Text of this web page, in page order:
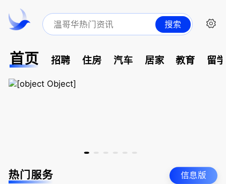
搜索
首页 招聘 住房 汽车 居家 教育 留
热门服务 信息版